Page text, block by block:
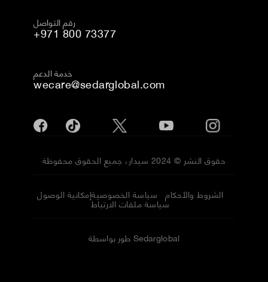
رقم التواصل
+971 800 73377
خدمة الدعم
wecare@sedarglobal.com
حقوق النشر © 2024 سيدار، جميع الحقوق محفوظة
إمكانية الوصولسياسة الخصوصية الشروط والأحكام
سياسة ملفات الارتباط
طور بواسطة Sedarglobal